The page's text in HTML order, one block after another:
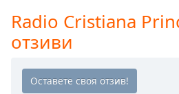
Color
Radio Cristiana
отзиви